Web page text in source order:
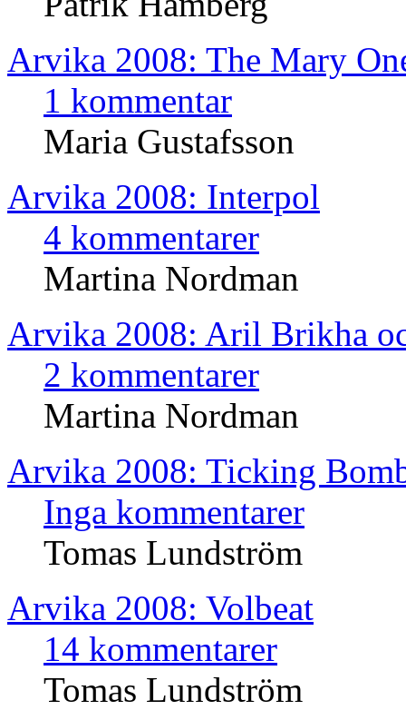
Arvika 2008: The Mary
1 kommentar
Maria Gustafsson
Arvika 2008: Interpol
4 kommentarer
Martina Nordman
Arvika 2008: Aril Brikha
2 kommentarer
Martina Nordman
Arvika 2008: Ticking
Inga kommentarer
Tomas Lundström
Arvika 2008: Volbeat
14 kommentarer
Tomas Lundström